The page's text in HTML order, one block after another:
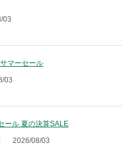
03
マーセール
03
ール 夏の決算SALE
2026/08/03